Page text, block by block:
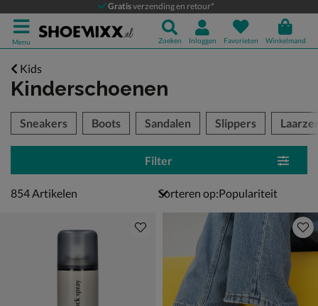
Gratisverzending en retour*
Menu Zoeken Inloggen Favorieten Winkelmand
Kids
Kinderschoenen
over
Sneakers Boots Sandalen Slippers
Filter
854 artikelen
854Artikelen Sorteren op: